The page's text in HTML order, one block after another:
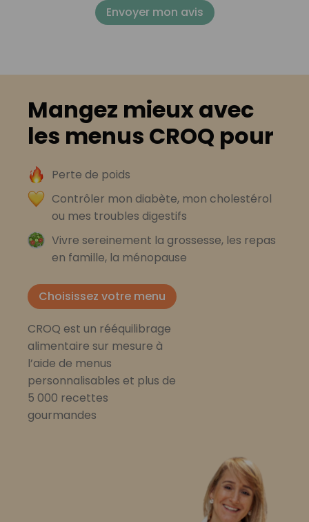
Envoyer mon avis
Mangez mieux avec
les menus CROQ pour
Perte de poids
Contrôler mon diabète, mon cholestérol
ou mes troubles digestifs
Vivre sereinement la grossesse, les repas
en famille, la ménopause
Choisissez votre menu
CROQ est un rééquilibrage
alimentaire sur mesure à
l’aide de menus
personnalisables et plus de
5 000 recettes
gourmandes